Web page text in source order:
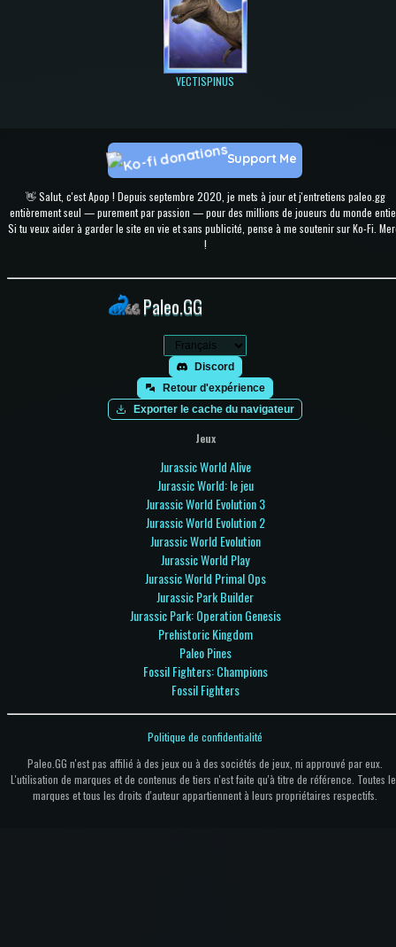
VECTISPINUS
👋 Salut, c'est Apop ! Depuis septembre 2020, je mets à jour et j'entretiens paleo.gg
entièrement seul — purement par passion — pour des millions de joueurs du monde
Si tu veux aider à garder le site en vie et sans publicité, pense à me soutenir sur Ko-Fi.
!
Support Me
Paleo.GG
Discord
Retour d'expérience
Exporter le cache du navigateur
Jeux
Jurassic World Alive
Jurassic World: le jeu
Jurassic World Evolution 3
Jurassic World Evolution 2
Jurassic World Evolution
Jurassic World Play
Jurassic World Primal Ops
Jurassic Park Builder
Jurassic Park: Operation Genesis
Prehistoric Kingdom
Paleo Pines
Fossil Fighters: Champions
Fossil Fighters
Paleo.GG n'est pas affilié à des jeux ou à des sociétés de jeux, ni approuvé par eux.
L'utilisation de marques et de contenus de tiers n'est faite qu'à titre de référence. Toutes
marques et tous les droits d'auteur appartiennent à leurs propriétaires respectifs.
Politique de confidentialité